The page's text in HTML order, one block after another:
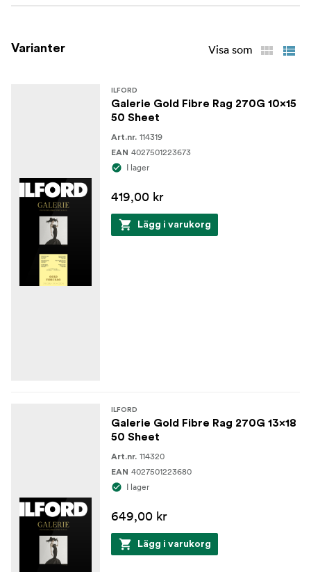
Varianter Visa som
ILFORD
Galerie Gold Fibre Rag 270G 10x15
50 Sheet
Art.nr. 114319
EAN 4027501223673
I lager
419,00 kr
Lägg i varukorg
ILFORD
Galerie Gold Fibre Rag 270G 13x18
50 Sheet
Art.nr. 114320
EAN 4027501223680
I lager
649,00 kr
Lägg i varukorg